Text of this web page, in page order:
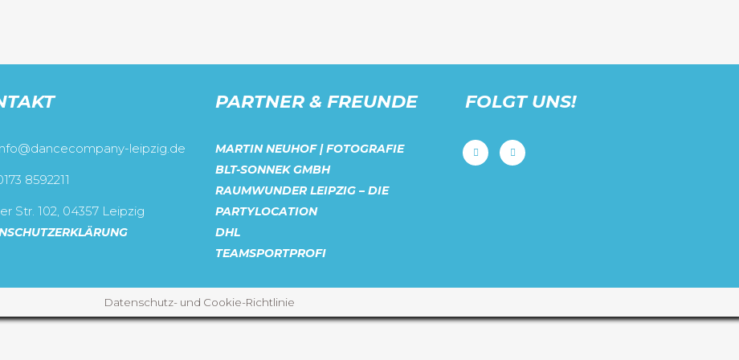
leipzig.de
8592211
Str. 102, 04357 Leipzig
PARTNER & FREUNDE
MARTIN NEUHOF | FOTOGRAFIE
BLT-SONNEK GMBH
RAUMWUNDER LEIPZIG – DIE
PARTYLOCATION
DHL
TEAMSPORTPROFI
FOLGT UNS!
Datenschutz- und Cookie-Richtlinie